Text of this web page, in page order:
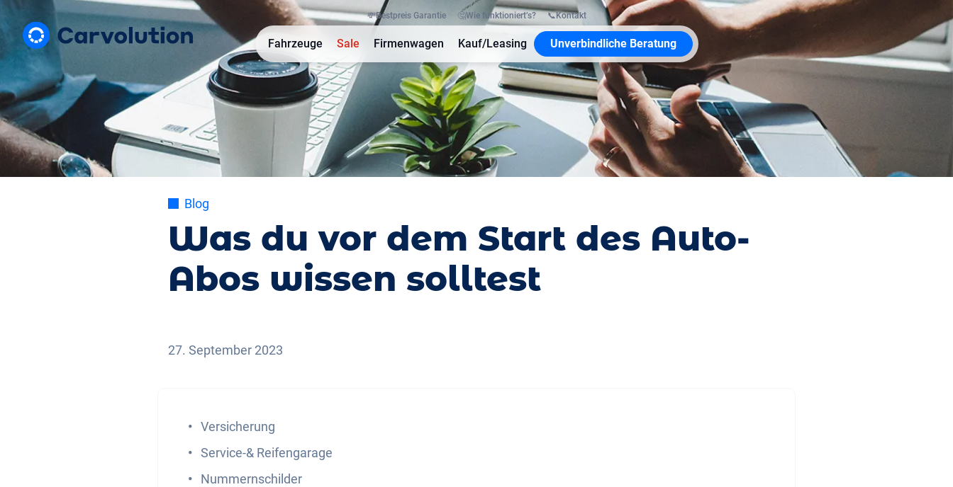
💸Bestpreis Garantie 🤔Wie funktioniert’s? 📞Kontakt
Fahrzeuge Sale Firmenwagen Kauf/Leasing Unverbindliche Beratung
Blog
Was du vor dem Start des Auto-
Abos wissen solltest
27. September 2023
Versicherung
Service-& Reifengarage
Nummernschilder